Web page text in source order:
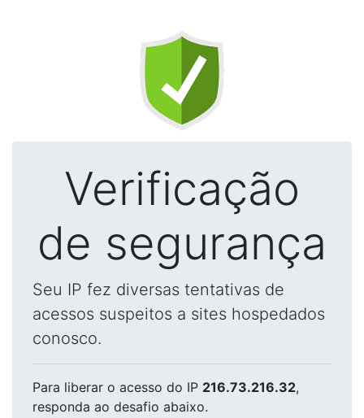
Verificação
de segurança
Seu IP fez diversas tentativas de
acessos suspeitos a sites hospedados
conosco.
Para liberar o acesso do IP 216.73.216.32,
responda ao desafio abaixo.